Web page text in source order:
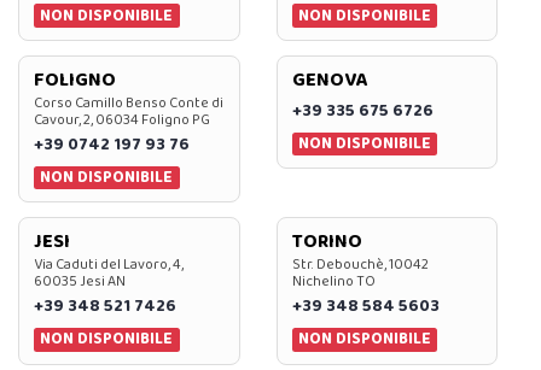
NON DISPONIBILE
NON DISPONIBILE
FOLIGNO
Corso Camillo Benso Conte di
Cavour, 2, 06034 Foligno PG
+39 0742 197 93 76
NON DISPONIBILE
GENOVA
+39 335 675 6726
NON DISPONIBILE
JESI
Via Caduti del Lavoro, 4,
60035 Jesi AN
+39 348 521 7426
NON DISPONIBILE
TORINO
Str. Debouchè, 10042
Nichelino TO
+39 348 584 5603
NON DISPONIBILE